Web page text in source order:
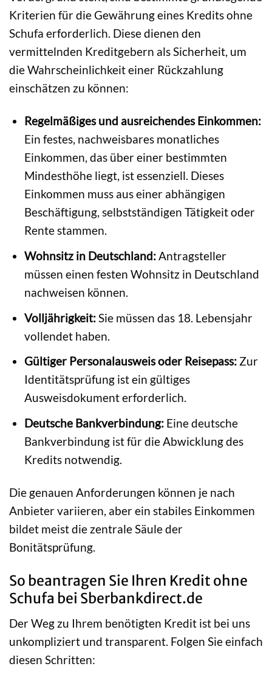
Kriterien für die Gewährung eines Kredits ohne
Schufa erforderlich. Diese dienen den
vermittelnden Kreditgebern als Sicherheit, um
die Wahrscheinlichkeit einer Rückzahlung
einschätzen zu können:
Regelmäßiges und ausreichendes Einkommen:
Ein festes, nachweisbares monatliches
Einkommen, das über einer bestimmten
Mindesthöhe liegt, ist essenziell. Dieses
Einkommen muss aus einer abhängigen
Beschäftigung, selbstständigen Tätigkeit oder
Rente stammen.
Wohnsitz in Deutschland:Antragsteller
müssen einen festen Wohnsitz in Deutschland
nachweisen können.
Volljährigkeit:Sie müssen das 18. Lebensjahr
vollendet haben.
Gültiger Personalausweis oder Reisepass:Zur
Identitätsprüfung ist ein gültiges
Ausweisdokument erforderlich.
Deutsche Bankverbindung:Eine deutsche
Bankverbindung ist für die Abwicklung des
Kredits notwendig.
Die genauen Anforderungen können je nach
Anbieter variieren, aber ein stabiles Einkommen
bildet meist die zentrale Säule der
Bonitätsprüfung.
So beantragen Sie Ihren Kredit ohne
Schufa bei Sberbankdirect.de
Der Weg zu Ihrem benötigten Kredit ist bei uns
unkompliziert und transparent. Folgen Sie einfach
diesen Schritten: